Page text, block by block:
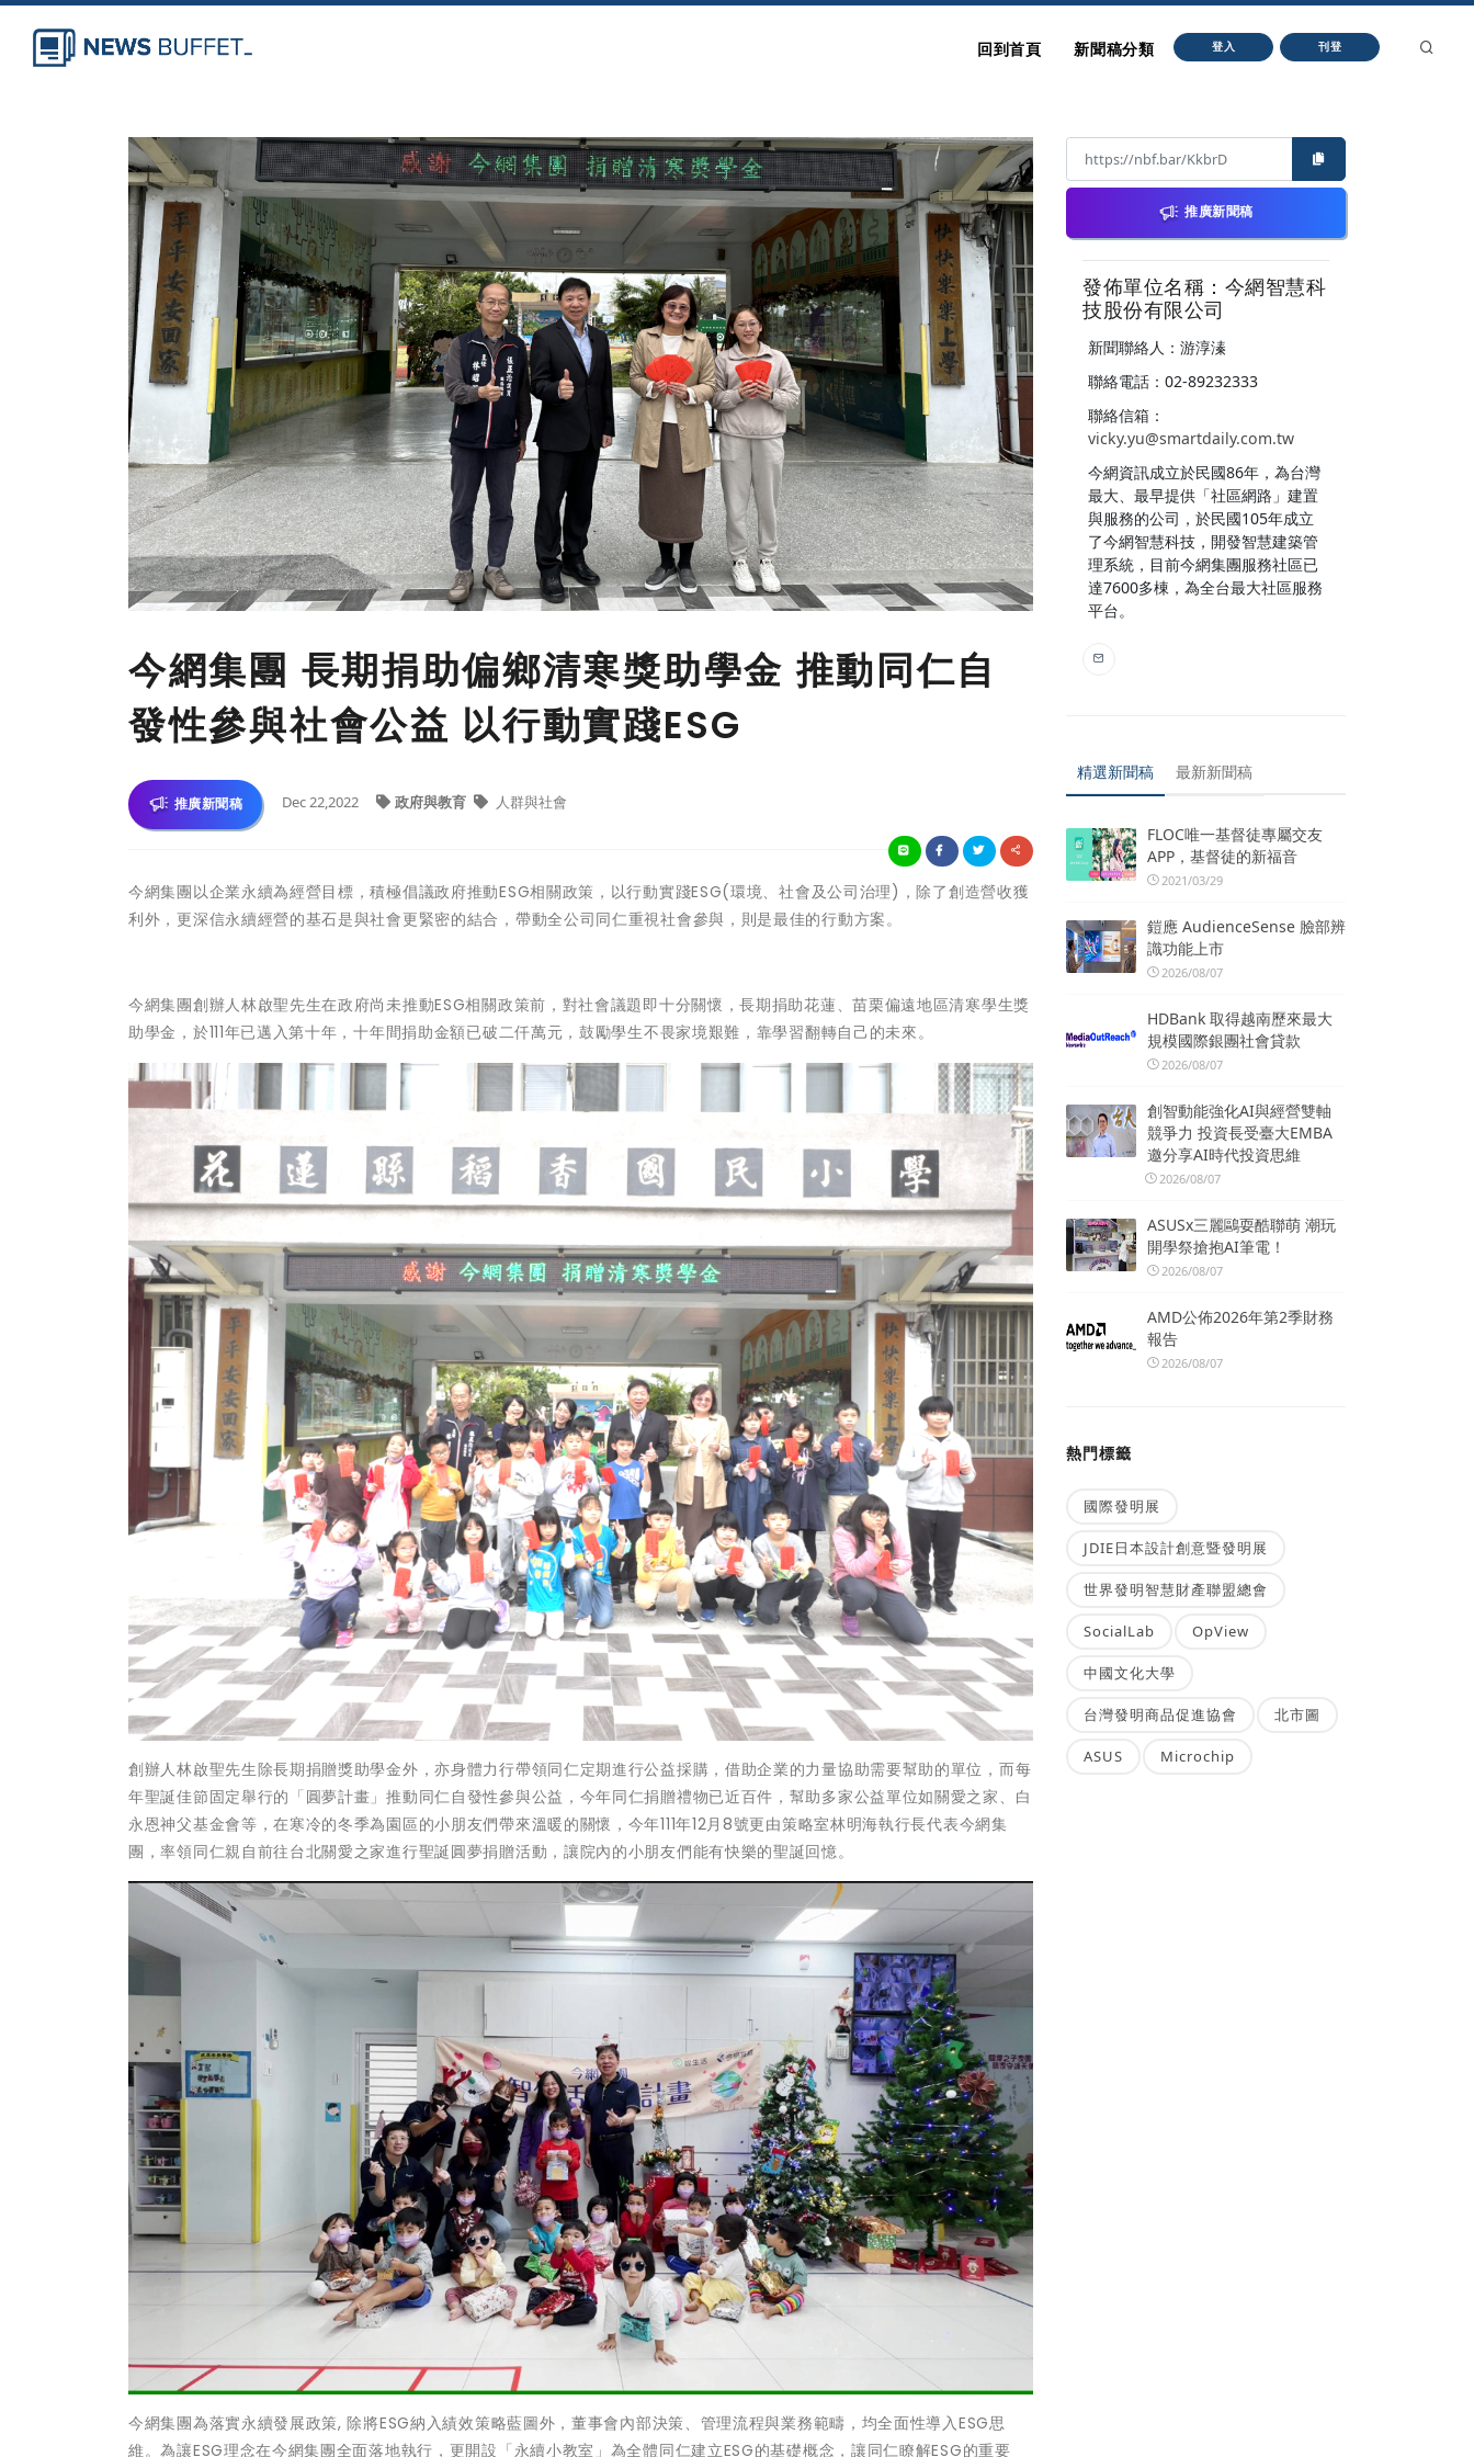
回到首頁 新聞稿分類 登入 刊登
今網集團 長期捐助偏鄉清寒獎助學金 推動同仁自
發性參與社會公益 以行動實踐ESG
推廣新聞稿 Dec 22,2022 政府與教育 人群與社會
今網集團以企業永續為經營目標，積極倡議政府推動ESG相關政策，以行動實踐ESG(環境、社會及公司治理)，除了創造營收獲
利外，更深信永續經營的基石是與社會更緊密的結合，帶動全公司同仁重視社會參與，則是最佳的行動方案。
今網集團創辦人林啟聖先生在政府尚未推動ESG相關政策前，對社會議題即十分關懷，長期捐助花蓮、苗栗偏遠地區清寒學生獎
助學金，於111年已邁入第十年，十年間捐助金額已破二仟萬元，鼓勵學生不畏家境艱難，靠學習翻轉自己的未來。
創辦人林啟聖先生除長期捐贈獎助學金外，亦身體力行帶領同仁定期進行公益採購，借助企業的力量協助需要幫助的單位，而每
年聖誕佳節固定舉行的「圓夢計畫」推動同仁自發性參與公益，今年同仁捐贈禮物已近百件，幫助多家公益單位如關愛之家、白
永恩神父基金會等，在寒冷的冬季為園區的小朋友們帶來溫暖的關懷，今年111年12月8號更由策略室林明海執行長代表今網集
團，率領同仁親自前往台北關愛之家進行聖誕圓夢捐贈活動，讓院內的小朋友們能有快樂的聖誕回憶。
今網集團為落實永續發展政策, 除將ESG納入績效策略藍圖外，董事會內部決策、管理流程與業務範疇，均全面性導入ESG思
維。為讓ESG理念在今網集團全面落地執行，更開設「永續小教室」為全體同仁建立ESG的基礎概念，讓同仁瞭解ESG的重要
推廣新聞稿
發佈單位名稱：今網智慧科
技股份有限公司
新聞聯絡人：游淳溱
聯絡電話：02-89232333
聯絡信箱：
vicky.yu@smartdaily.com.tw
今網資訊成立於民國86年，為台灣
最大、最早提供「社區網路」建置
與服務的公司，於民國105年成立
了今網智慧科技，開發智慧建築管
理系統，目前今網集團服務社區已
達7600多棟，為全台最大社區服務
平台。
精選新聞稿 最新新聞稿
FLOC唯一基督徒專屬交友
APP，基督徒的新福音
2021/03/29
鎧應 AudienceSense 臉部辨
識功能上市
2026/08/07
HDBank 取得越南歷來最大
規模國際銀團社會貸款
2026/08/07
創智動能強化AI與經營雙軸
競爭力 投資長受臺大EMBA
邀分享AI時代投資思維
2026/08/07
ASUSx三麗鷗耍酷聯萌 潮玩
開學祭搶抱AI筆電！
2026/08/07
AMD公佈2026年第2季財務
報告
2026/08/07
熱門標籤
國際發明展
JDIE日本設計創意暨發明展
世界發明智慧財產聯盟總會
SocialLab OpView
中國文化大學
台灣發明商品促進協會 北市圖
ASUS Microchip